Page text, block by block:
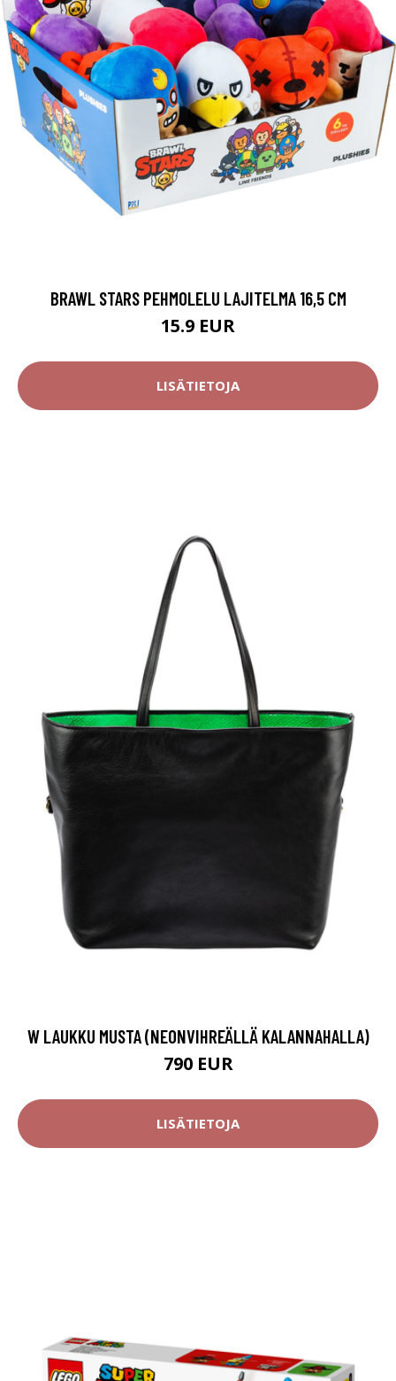
BRAWL STARS PEHMOLELU LAJITELMA 16,5 CM
15.9 EUR
LISÄTIETOJA
W LAUKKU MUSTA (NEONVIHREÄLLÄ KALANNAHALLA)
790 EUR
LISÄTIETOJA